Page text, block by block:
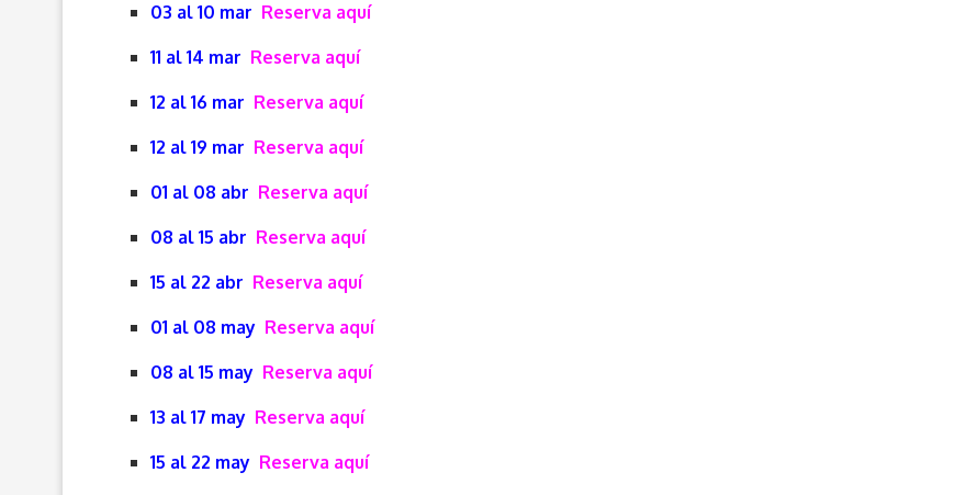
03 al 10 mar Reserva aquí
11 al 14 mar Reserva aquí
12 al 16 mar Reserva aquí
12 al 19 mar Reserva aquí
01 al 08 abr Reserva aquí
08 al 15 abr Reserva aquí
15 al 22 abr Reserva aquí
01 al 08 may Reserva aquí
08 al 15 may Reserva aquí
13 al 17 may Reserva aquí
15 al 22 may Reserva aquí